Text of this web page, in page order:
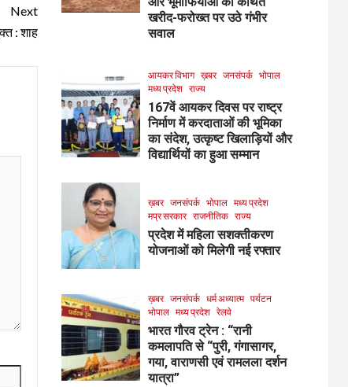
Next
: शाह
खरीद-फरोख्त पर उठे गंभीर
सवाल
आयकर विभाग ख़बर जनसंपर्क भोपाल
मध्य प्रदेश राज्य
167वें आयकर दिवस पर राष्ट्र
निर्माण में करदाताओं की भूमिका
का संदेश, उत्कृष्ट खिलाड़ियों और
विद्यार्थियों का हुआ सम्मान
ख़बर जनसंपर्क भोपाल मध्य प्रदेश
मप्र सरकार राजनीतिक राज्य
प्रदेश में महिला सशक्तीकरण
योजनाओं को मिलेगी नई रफ्तार
ख़बर जनसंपर्क धर्म अध्यात्म पर्यटन
भोपाल मध्य प्रदेश रेलवे
भारत गौरव ट्रेन : “रानी
कमलापति से “पुरी, गंगासागर,
गया, वाराणसी एवं रामलला दर्शन
यात्रा”